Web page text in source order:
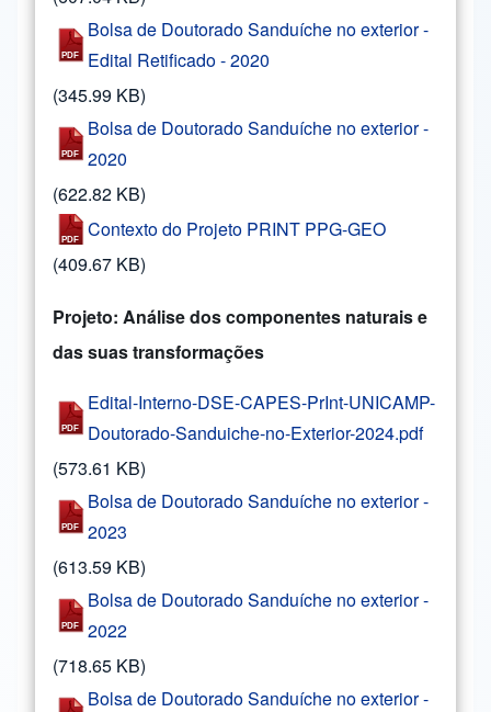
Bolsa de Doutorado Sanduíche no exterior -
Edital Retificado - 2020
(345.99 KB)
Bolsa de Doutorado Sanduíche no exterior -
2020
(622.82 KB)
Contexto do Projeto PRINT PPG-GEO
(409.67 KB)
Projeto: Análise dos componentes naturais e
das suas transformações
Edital-Interno-DSE-CAPES-PrInt-UNICAMP-
Doutorado-Sanduiche-no-Exterior-2024.pdf
(573.61 KB)
Bolsa de Doutorado Sanduíche no exterior -
2023
(613.59 KB)
Bolsa de Doutorado Sanduíche no exterior -
2022
(718.65 KB)
Bolsa de Doutorado Sanduíche no exterior -